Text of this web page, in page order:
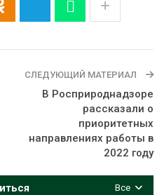
СЛЕДУЮЩИЙ МАТЕРИАЛ
В Росприроднадзоре
рассказали о
приоритетных
направлениях работы в
2022 году
Все